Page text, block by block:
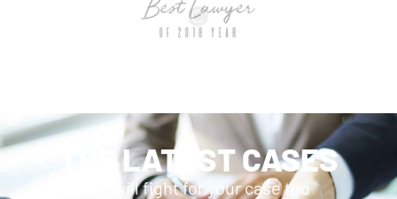
THE LATEST CASES
we will fight for your case too